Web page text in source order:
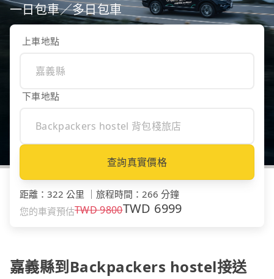
一日包車／多日包車
上車地點
下車地點
查詢真實價格
距離 ： 322 公里 旅程時間 ： 266 分鐘
您的車資預估TWD9800TWD 6999
嘉義縣到Backpackers hostel接送